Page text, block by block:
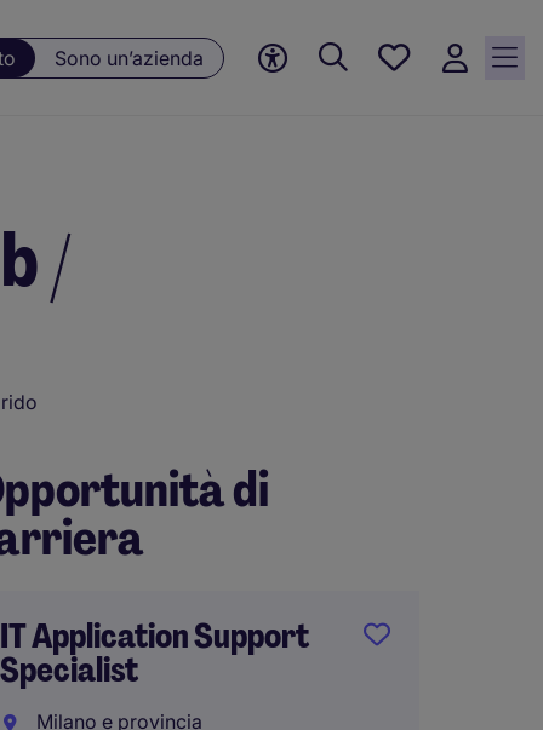
Sono un’azienda
Preferiti, 0
/
di
IT Application Support
Specialist
Milano e provincia